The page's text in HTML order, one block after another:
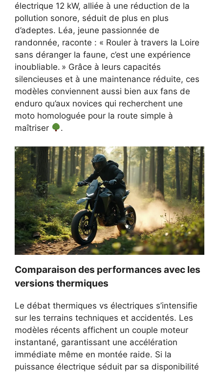
électrique 12 kW, alliée à une réduction de la
pollution sonore, séduit de plus en plus
d’adeptes. Léa, jeune passionnée de
randonnée, raconte : « Rouler à travers la Loire
sans déranger la faune, c’est une expérience
inoubliable. » Grâce à leurs capacités
silencieuses et à une maintenance réduite, ces
modèles conviennent aussi bien aux fans de
enduro qu’aux novices qui recherchent une
moto homologuée pour la route simple à
maîtriser
.
Comparaison des performances avec les
versions thermiques
Le débat thermiques vs électriques s’intensifie
sur les terrains techniques et accidentés. Les
modèles récents affichent un couple moteur
instantané, garantissant une accélération
immédiate même en montée raide. Si la
puissance électrique séduit par sa disponibilité